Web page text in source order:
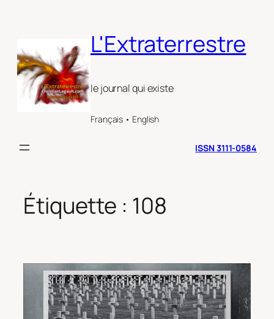
L'Extraterrestre
le journal qui existe
Français • English
ISSN 3111-0584
Étiquette : 108